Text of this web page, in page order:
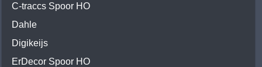
C-traccs Spoor HO
Dahle
Digikeijs
ErDecor Spoor HO